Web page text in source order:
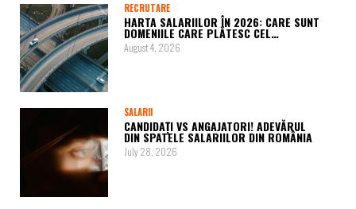
RECRUTARE
HARTA SALARIILOR ÎN 2026: CARE SUNT
DOMENIILE CARE PLĂTESC CEL…
August 4, 2026
SALARII
CANDIDAȚI VS ANGAJATORI! ADEVĂRUL
DIN SPATELE SALARIILOR DIN ROMÂNIA
July 28, 2026